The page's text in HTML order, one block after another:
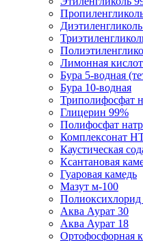
Лимонная
Бура 5-водная
Бура 10-водная
Триполифосфат
Глицерин 99%
Полифосфат
Комплексонат
Каустическая
Ксантановая
Гуаровая камедь
Мазут м-100
Аква Аурат 30
Аква Аурат 18
Ортофосфорная